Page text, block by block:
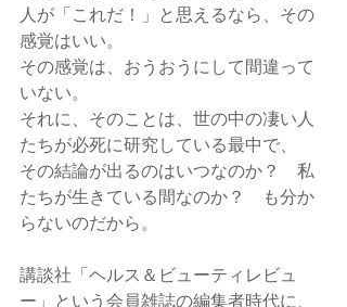
人が「これだ！」と思えるなら、その
感覚はいい。
その感覚は、おうおうにして間違って
いない。
それに、そのことは、世の中の凄い人
たちが必死に研究している最中で、
その結論が出るのはいつなのか？　私
たちが生きている間なのか？　も分か
らないのだから。
講談社「ヘルス＆ビューティレビュ
ー」という会員雑誌の編集者時代に、